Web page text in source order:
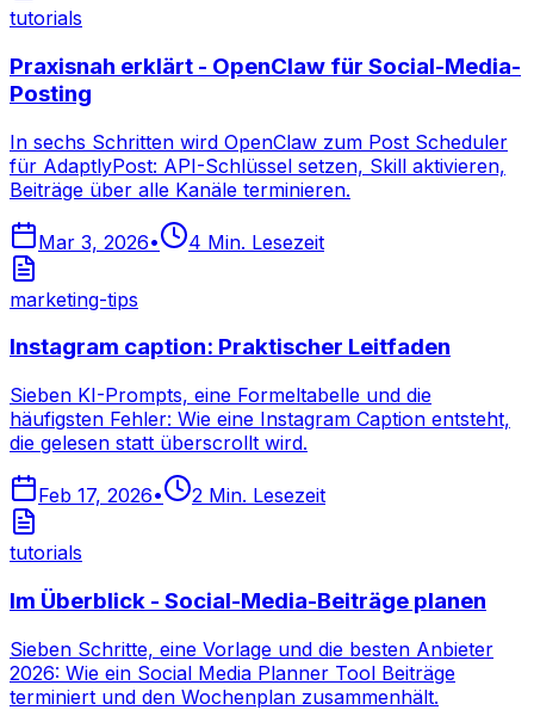
tutorials
Praxisnah erklärt - OpenClaw für Social-Media-
Posting
In sechs Schritten wird OpenClaw zum Post Scheduler
für AdaptlyPost: API-Schlüssel setzen, Skill aktivieren,
Beiträge über alle Kanäle terminieren.
Mar 3, 2026• 4 Min. Lesezeit
marketing-tips
Instagram caption: Praktischer Leitfaden
Sieben KI-Prompts, eine Formeltabelle und die
häufigsten Fehler: Wie eine Instagram Caption entsteht,
die gelesen statt überscrollt wird.
Feb 17, 2026• 2 Min. Lesezeit
tutorials
Im Überblick - Social-Media-Beiträge planen
Sieben Schritte, eine Vorlage und die besten Anbieter
2026: Wie ein Social Media Planner Tool Beiträge
terminiert und den Wochenplan zusammenhält.